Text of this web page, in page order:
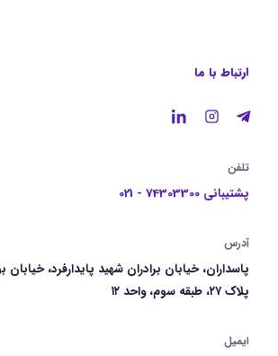
ارتباط با ما
تلفن
پشتیبانی 74303300 - 021
آدرس
پاسداران، خیابان برادران شهید پایدارفرد،
پلاک ۲۷، طبقه سوم، واحد ۱۲
ایمیل